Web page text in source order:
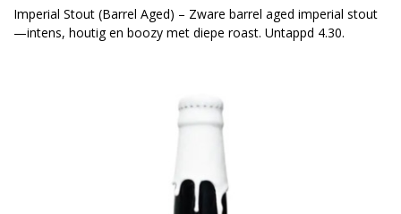
Imperial Stout (Barrel Aged) – Zware barrel aged imperial stout
—intens, houtig en boozy met diepe roast. Untappd 4.30.